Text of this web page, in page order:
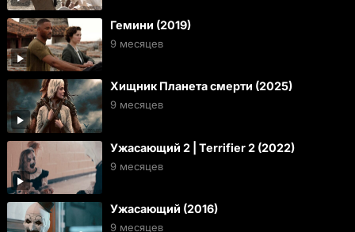
Гемини (2019)
9 месяцев
Хищник Планета смерти (2025)
9 месяцев
Ужасающий 2 | Terrifier 2 (2022)
9 месяцев
Ужасающий (2016)
9 месяцев